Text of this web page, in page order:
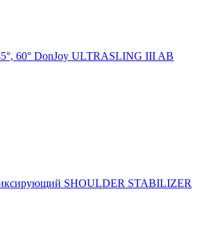
60° DonJoy ULTRASLING III AB
SHOULDER STABILIZER